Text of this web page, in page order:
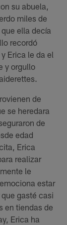
su abuela,
miles de
ella decía
recordó
Erica le da el
y orgullo
de
se heredara
de
edad
Erica
realizar
le
estar
gasté casi
en tiendas de
Erica ha